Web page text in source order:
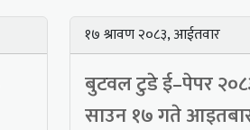
१७ श्रावण २०८३, आईतवार
बुटवल टुडे ई–पेपर
साउन १७ गते